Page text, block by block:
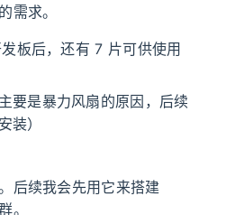
需求。
板后，还有 7 片可供使用
要是暴力风扇的原因，后续
装）
后续我会先用它来搭建
。